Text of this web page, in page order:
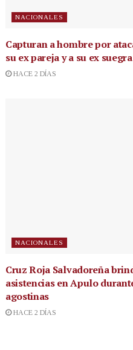
NACIONALES
Capturan a hombre por
su ex pareja y a su ex
HACE 2 DÍAS
NACIONALES
Cruz Roja Salvadoreña
asistencias en Apulo
agostinas
HACE 2 DÍAS